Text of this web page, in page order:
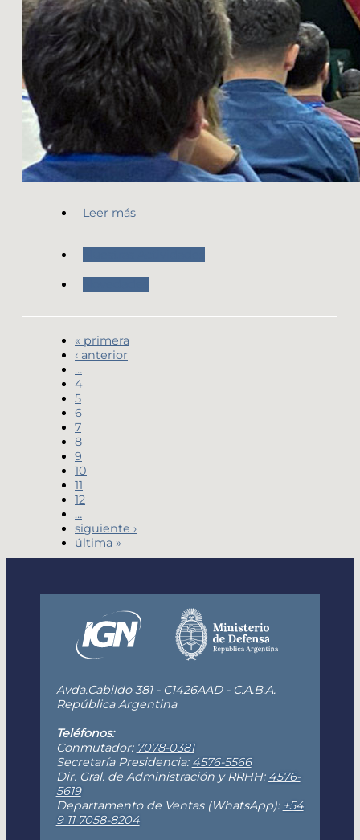
Leer más
« primera
‹ anterior
…
4
5
6
7
8
9
10
11
12
…
siguiente ›
última »
Avda.Cabildo 381 - C1426AAD - C.A.B.A.
República Argentina
Teléfonos:
Conmutador: 7078-0381
Secretaría Presidencia: 4576-5566
Dir. Gral. de Administración y RRHH: 4576-
5619
Departamento de Ventas (WhatsApp): +54
9 11 7058-8204